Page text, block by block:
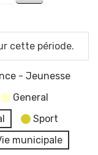
cette période.
- Jeunesse
General
Sport
municipale